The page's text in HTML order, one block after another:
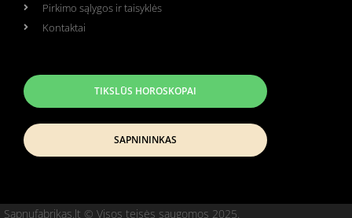
Pirkimo sąlygos ir taisyklės
Kontaktai
TIKSLŪS HOROSKOPAI
SAPNININKAS
Sapnufabrikas.lt © Visos teisės saugomos 2025.